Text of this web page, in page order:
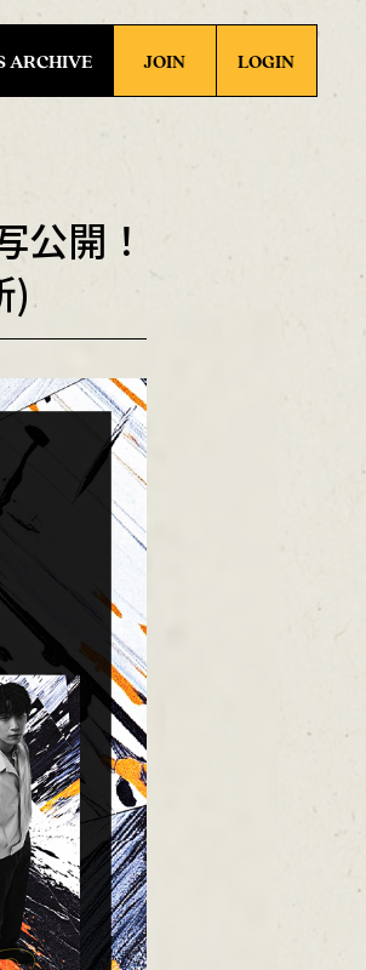
ARCHIVE JOIN LOGIN
公開！
)